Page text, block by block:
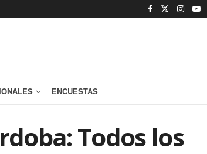
ENCUESTAS
Todos los